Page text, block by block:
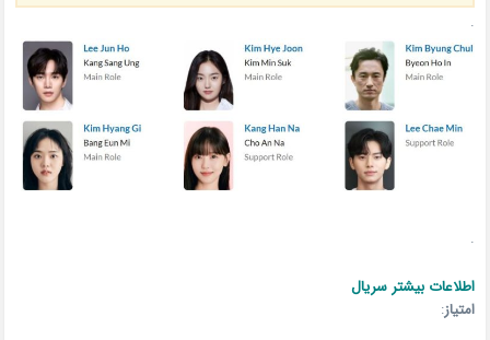
.
.
اطلاعات بیشتر سریال
امتیاز: